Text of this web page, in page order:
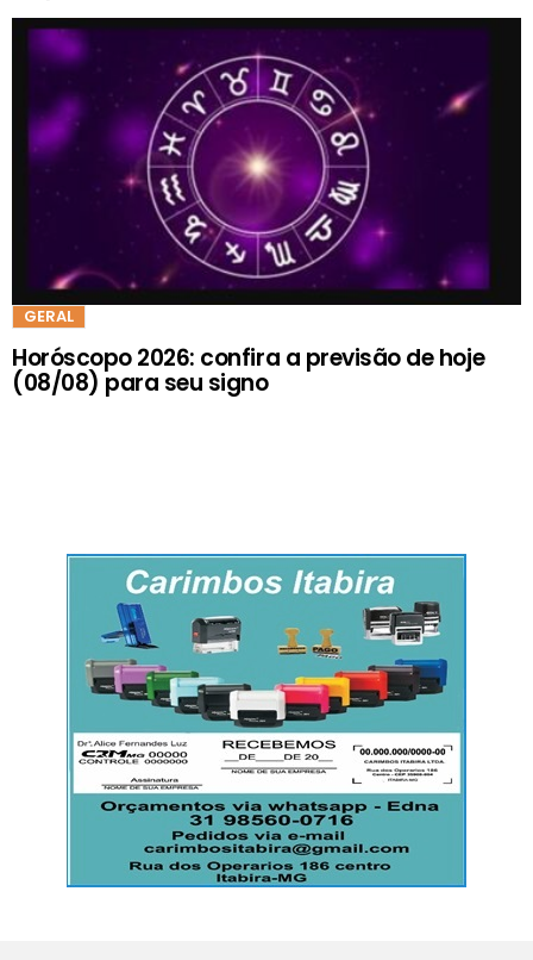
GERAL
Horóscopo 2026: confira a previsão de hoje
(08/08) para seu signo